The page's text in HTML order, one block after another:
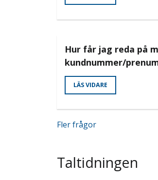
Hur får jag reda på
kundnummer/
LÄS VIDARE
Fler frågor
Taltidningen